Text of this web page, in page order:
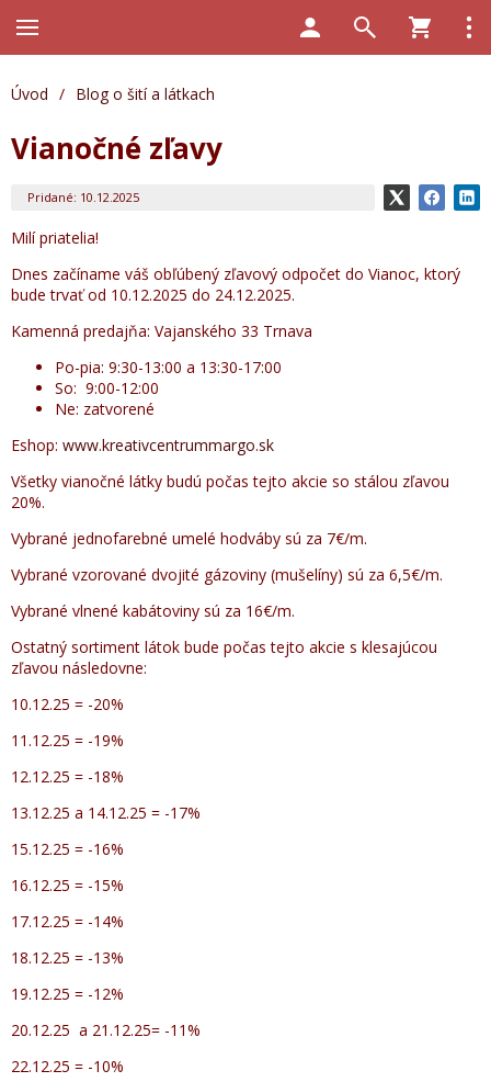
Úvod / Blog o šití a látkach
Vianočné zľavy
Pridané: 10.12.2025
Milí priatelia!
Dnes začíname váš obľúbený zľavový odpočet do Vianoc, ktorý
bude trvať od 10.12.2025 do 24.12.2025.
Kamenná predajňa: Vajanského 33 Trnava
Po-pia: 9:30-13:00 a 13:30-17:00
So: 9:00-12:00
Ne: zatvorené
Eshop: www.kreativcentrummargo.sk
Všetky vianočné látky budú počas tejto akcie so stálou zľavou
20%.
Vybrané jednofarebné umelé hodváby sú za 7€/m.
Vybrané vzorované dvojité gázoviny (mušelíny) sú za 6,5€/m.
Vybrané vlnené kabátoviny sú za 16€/m.
Ostatný sortiment látok bude počas tejto akcie s klesajúcou
zľavou následovne:
10.12.25 = -20%
11.12.25 = -19%
12.12.25 = -18%
13.12.25 a 14.12.25 = -17%
15.12.25 = -16%
16.12.25 = -15%
17.12.25 = -14%
18.12.25 = -13%
19.12.25 = -12%
20.12.25 a 21.12.25= -11%
22.12.25 = -10%